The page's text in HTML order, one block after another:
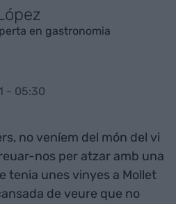
en gastronomia
- 05:30
no veníem del món del vi
nos per atzar amb una
tenia unes vinyes a Mollet
de veure que no